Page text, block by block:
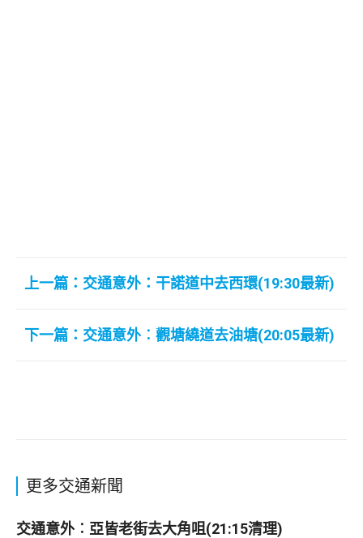
上一篇：交通意外：干諾道中去西環(19:30最新)
下一篇：交通意外︰觀塘繞道去油塘(20:05最新)
更多交通新聞
交通意外︰亞皆老街去大角咀(21:15清理)